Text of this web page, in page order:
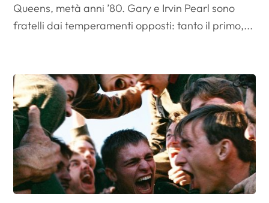
Queens, metà anni ’80. Gary e Irvin Pearl sono
fratelli dai temperamenti opposti: tanto il primo,...